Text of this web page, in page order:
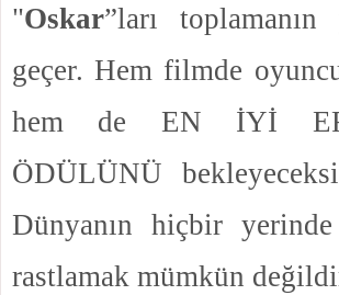
"Oskar”ları
geçer. Hem filmde
hem de EN İYİ
ÖDÜLÜNÜ
Dünyanın hiçbir
rastlamak mümkün